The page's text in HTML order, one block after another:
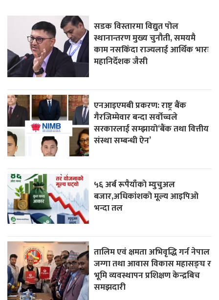
सडक विस्तारमा विद्युत पोल
स्थानान्तरण मुख्य चुनौती, समयमै
काम नसकिँदा राज्यलाई आर्थिक भारः
महानिर्देशक जैसी
एनआइएमबी प्रकरण: राष्ट्र बैंक
गैरजिम्मेवार बन्दा सर्वोच्चले
सरकारलाई सम्झायो‘बैंक तथा वित्तीय
संस्था सम्बन्धी ऐन’
५६ अर्ब रूपैयाँकाे म्युचुअल
बजार,अधिकांशको मूल्य आइपिओ
भन्दा तल
तालिम एवं क्षमता अभिवृद्धि गर्न नेपाल
जग्गा तथा आवास विकास महासङ्घ र
भूमि व्यवस्थापन प्रशिक्षण केन्द्रबिच
समझदारी